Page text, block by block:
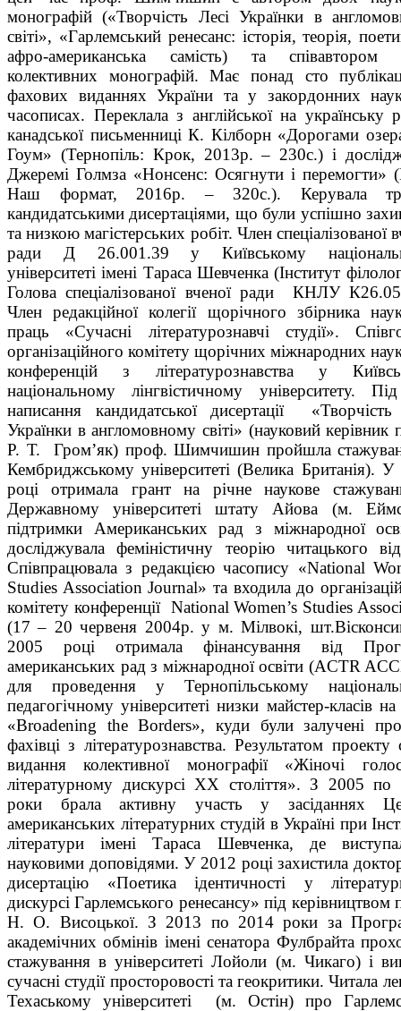
монографій («Творчість Лесі Українки в
світі», «Гарлемський ренесанс: історія, теорія,
афро-американська самість) та співавтором
колективних монографій. Має понад сто
фахових виданнях України та у закордонних
часописах. Переклала з англійської на українську
канадської письменниці К. Кілборн «Дорогами
Гоум» (Тернопіль: Крок, 2013р. – 230с.) і
Джеремі Голмза «Нонсенс: Осягнути і перемогти»
Наш формат, 2016р. – 320с.). Керувала
кандидатськими дисертаціями, що були успішно
та низкою магістерських робіт. Член спеціалізованої
ради Д 26.001.39 у Київському
університеті імені Тараса Шевченка (Інститут
Голова спеціалізованої вченої ради КНЛУ
Член редакційної колегії щорічного збірника
праць «Сучасні літературознавчі студії».
організаційного комітету щорічних міжнародних
конференцій з літературознавства у
національному лінгвістичному університету.
написання кандидатської дисертації «Творчість
Українки в англомовному світі» (науковий керівник
Р. Т. Гром’як) проф. Шимчишин пройшла
Кембриджському університеті (Велика Британія).
році отримала грант на річне наукове
Державному університеті штату Айова (м.
підтримки Американських рад з міжнародної
досліджувала феміністичну теорію читацького
Співпрацювала з редакцією часопису «National
Studies Association Journal» та входила до
комітету конференції National Women’s Studies
(17 – 20 червеня 2004р. у м. Мілвокі,
2005 році отримала фінансування від
американських рад з міжнародної освіти (ACTR
для проведення у Тернопільському
педагогічному університеті низки майстер-класів
«Broadening the Borders», куди були залучені
фахівці з літературознавства. Результатом проекту
видання колективної монографії «Жіночі
літературному дискурсі ХХ століття». З 2005 по
роки брала активну участь у засіданнях
американських літературних студій в Україні при
літератури імені Тараса Шевченка, де
науковими доповідями. У 2012 році захистила
дисертацію «Поетика ідентичності у
дискурсі Гарлемського ренесансу» під керівництвом
Н. О. Висоцької. З 2013 по 2014 роки за
академічних обмінів імені сенатора Фулбрайта
стажування в університеті Лойоли (м. Чикаго) і
сучасні студії просторовості та геокритики. Читала
Техаському університеті (м. Остін) про